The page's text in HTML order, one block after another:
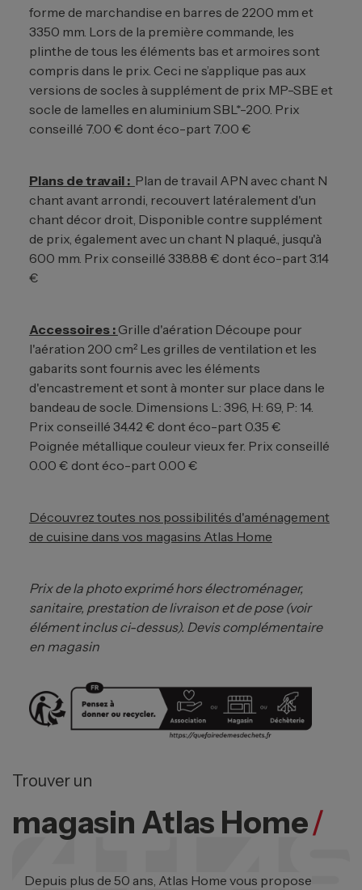
forme de marchandise en barres de 2200 mm et
3350 mm. Lors de la première commande, les
plinthe de tous les éléments bas et armoires sont
compris dans le prix. Ceci ne s’applique pas aux
versions de socles à supplément de prix MP-SBE et
socle de lamelles en aluminium SBL*-200. Prix
conseillé 7.00 € dont éco-part 7.00 €
Plans de travail : Plan de travail APN avec chant N
chant avant arrondi, recouvert latéralement d'un
chant décor droit, Disponible contre supplément
de prix, également avec un chant N plaqué., jusqu'à
600 mm. Prix conseillé 338.88 € dont éco-part 3.14
€
Accessoires : Grille d'aération Découpe pour
l'aération 200 cm² Les grilles de ventilation et les
gabarits sont fournis avec les éléments
d'encastrement et sont à monter sur place dans le
bandeau de socle. Dimensions L: 396, H: 69, P: 14.
Prix conseillé 34.42 € dont éco-part 0.35 €
Poignée métallique couleur vieux fer. Prix conseillé
0.00 € dont éco-part 0.00 €
Découvrez toutes nos possibilités d'aménagement
de cuisine dans vos magasins Atlas Home
Prix de la photo exprimé hors électroménager,
sanitaire, prestation de livraison et de pose (voir
élément inclus ci-dessus). Devis complémentaire
en magasin
Trouver un
magasin Atlas Home/
Depuis plus de 50 ans, Atlas Home vous propose